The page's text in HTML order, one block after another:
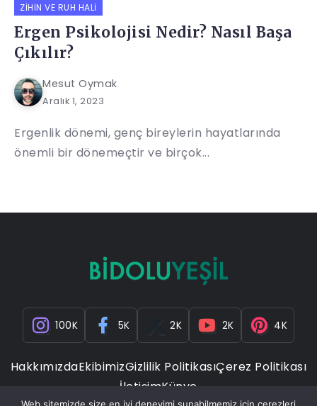
ZIHIN VE RUH HALI
Ergen Psikolojisi Nedir? Nasıl Başa
Çıkılır?
Mesut Oymak
Aralık 1, 2023
Ergenlik dönemi, genç bireylerin hayatlarında
önemli bir dönemeçtir ve birçok...
100K 5K 2K 2K 4K
HakkımızdaEkibimizGizlilik PolitikasıÇerez Politikası
İletişimKünye